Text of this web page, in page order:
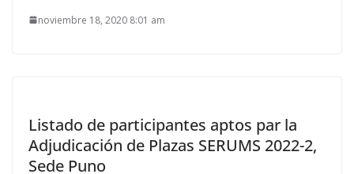
noviembre 18, 2020 8:01 am
Listado de participantes aptos par la
Adjudicación de Plazas SERUMS 2022-2,
Sede Puno